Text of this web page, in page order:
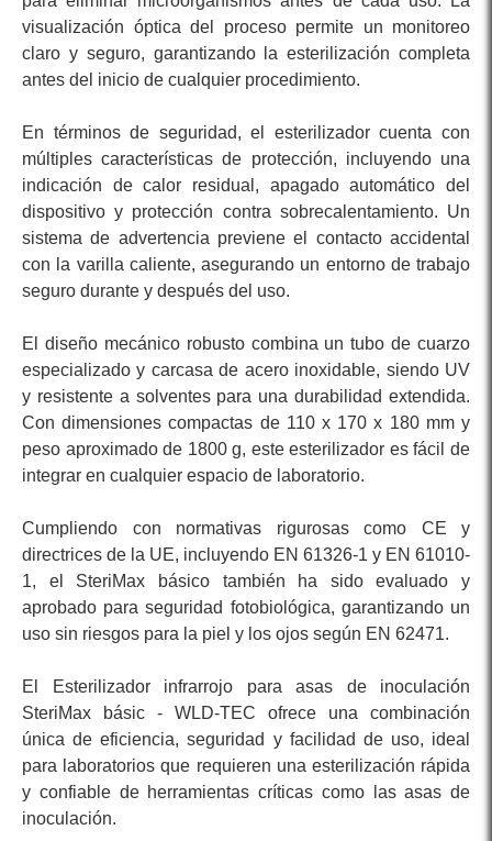
visualización óptica del proceso permite un monitoreo
claro y seguro, garantizando la esterilización completa
antes del inicio de cualquier procedimiento.
En términos de seguridad, el esterilizador cuenta con
múltiples características de protección, incluyendo una
indicación de calor residual, apagado automático del
dispositivo y protección contra sobrecalentamiento. Un
sistema de advertencia previene el contacto accidental
con la varilla caliente, asegurando un entorno de trabajo
seguro durante y después del uso.
El diseño mecánico robusto combina un tubo de cuarzo
especializado y carcasa de acero inoxidable, siendo UV
y resistente a solventes para una durabilidad extendida.
Con dimensiones compactas de 110 x 170 x 180 mm y
peso aproximado de 1800 g, este esterilizador es fácil de
integrar en cualquier espacio de laboratorio.
Cumpliendo con normativas rigurosas como CE y
directrices de la UE, incluyendo EN 61326-1 y EN 61010-
1, el SteriMax básico también ha sido evaluado y
aprobado para seguridad fotobiológica, garantizando un
uso sin riesgos para la piel y los ojos según EN 62471.
El Esterilizador infrarrojo para asas de inoculación
SteriMax básic - WLD-TEC ofrece una combinación
única de eficiencia, seguridad y facilidad de uso, ideal
para laboratorios que requieren una esterilización rápida
y confiable de herramientas críticas como las asas de
inoculación.